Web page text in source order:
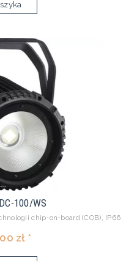
100/WS
chip-on-board (COB), IP66
zł *